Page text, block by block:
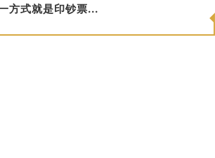
方式就是印钞票...